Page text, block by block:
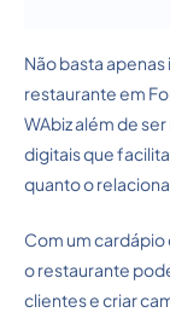
Não basta
restaurante em
WAbiz além de
digitais que
quanto o
Com um cardápio
o restaurante
clientes e criar